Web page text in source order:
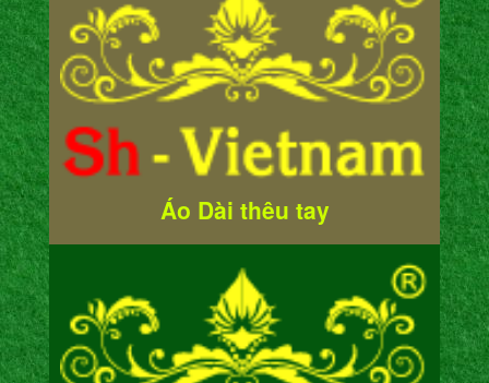
Áo Dài thêu tay